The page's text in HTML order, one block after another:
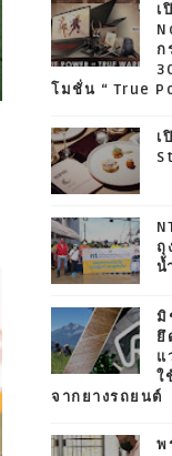
เ
ก
โมชั่น “ True
เ
ถุ
น้
มิ
ยึ
แ
ใ
จากยางรถยนต์
พ